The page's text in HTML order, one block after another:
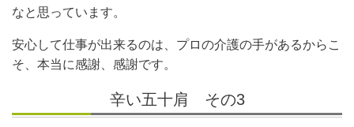
なと思っています。
安心して仕事が出来るのは、プロの介護の手があるからこ
そ、本当に感謝、感謝です。
辛い五十肩 その3